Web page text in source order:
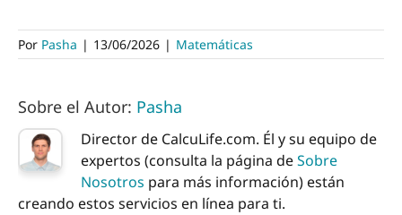
Por Pasha | 13/06/2026 | Matemáticas
Sobre el Autor: Pasha
Director de CalcuLife.com. Él y su equipo de
expertos (consulta la página deSobre
Nosotros para más información) están
creando estos servicios en línea para ti.